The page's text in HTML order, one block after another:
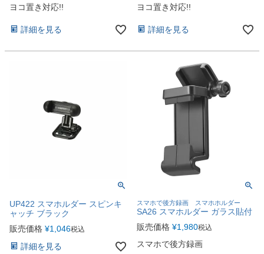
ヨコ置き対応!!
詳細を見る
ヨコ置き対応!!
詳細を見る
UP422 スマホルダー スピンキ
ャッチ ブラック
販売価格 ¥1,046税込
詳細を見る
スマホで後方録画 スマホホルダー
SA26 スマホルダー ガラス貼付
販売価格 ¥1,980税込
スマホで後方録画